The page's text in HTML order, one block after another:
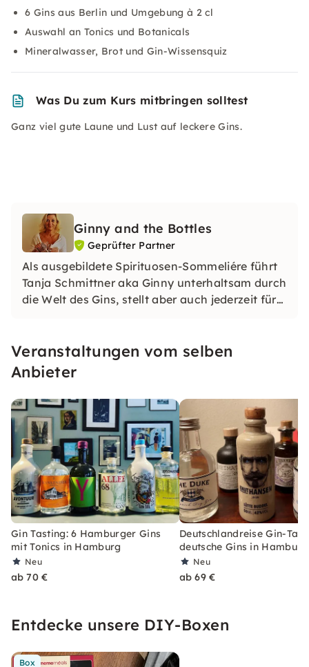
6 Gins aus Berlin und Umgebung à 2 cl
Auswahl an Tonics und Botanicals
Mineralwasser, Brot und Gin-Wissensquiz
Was Du zum Kurs mitbringen solltest
Ganz viel gute Laune und Lust auf leckere Gins.
Ginny and the Bottles
Geprüfter Partner
Als ausgebildete Spirituosen-Sommeliére führt
Tanja Schmittner aka Ginny unterhaltsam durch
die Welt des Gins, stellt aber auch jederzeit für
Veranstaltungen vom selben
Anbieter
Gin Tasting: 6 Hamburger Gins
mit Tonics in Hamburg
Neu
ab 70 €
Deutschlandreise Gin-
deutsche Gins in Hamburg
Neu
ab 69 €
Entdecke unsere DIY-Boxen
Box